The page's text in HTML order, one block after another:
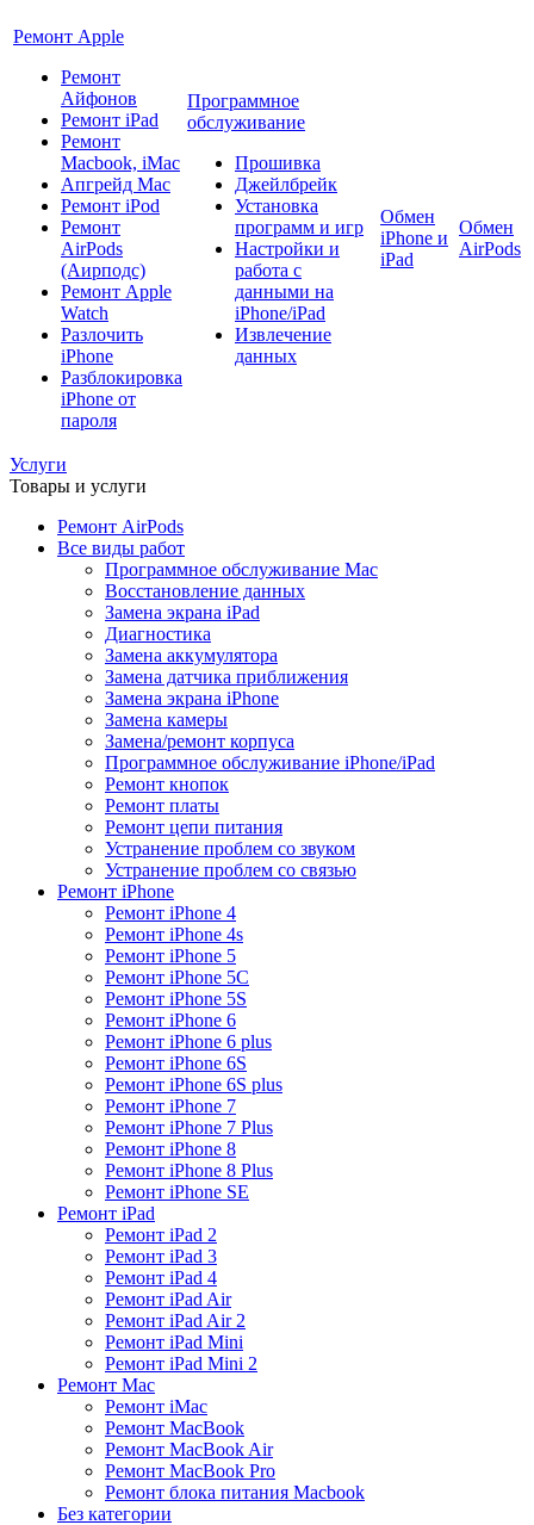
Ремонт Apple
Ремонт
Айфонов
Ремонт iPad
Ремонт
Macbook, iMac
Апгрейд Mac
Ремонт iPod
Ремонт
AirPods
(Аирподс)
Ремонт Apple
Watch
Разлочить
iPhone
Разблокировка
iPhone от
пароля
Программное
обслуживание
Прошивка
Джейлбрейк
Установка
программ и игр
Настройки и
работа с
данными на
iPhone/iPad
Извлечение
данных
Обмен
iPhone и
iPad
Обмен
AirPods
Услуги
Товары и услуги
Ремонт AirPods
Все виды работ
Программное обслуживание Mac
Восстановление данных
Замена экрана iPad
Диагностика
Замена аккумулятора
Замена датчика приближения
Замена экрана iPhone
Замена камеры
Замена/ремонт корпуса
Программное обслуживание iPhone/iPad
Ремонт кнопок
Ремонт платы
Ремонт цепи питания
Устранение проблем со звуком
Устранение проблем со связью
Ремонт iPhone
Ремонт iPhone 4
Ремонт iPhone 4s
Ремонт iPhone 5
Ремонт iPhone 5C
Ремонт iPhone 5S
Ремонт iPhone 6
Ремонт iPhone 6 plus
Ремонт iPhone 6S
Ремонт iPhone 6S plus
Ремонт iPhone 7
Ремонт iPhone 7 Plus
Ремонт iPhone 8
Ремонт iPhone 8 Plus
Ремонт iPhone SE
Ремонт iPad
Ремонт iPad 2
Ремонт iPad 3
Ремонт iPad 4
Ремонт iPad Air
Ремонт iPad Air 2
Ремонт iPad Mini
Ремонт iPad Mini 2
Ремонт Mac
Ремонт iMac
Ремонт MacBook
Ремонт MacBook Air
Ремонт MacBook Pro
Ремонт блока питания Macbook
Без категории